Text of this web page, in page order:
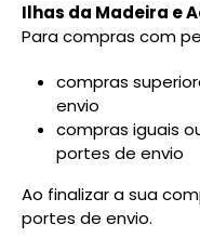
Ilhas da Madeira e
Para compras com
compras
envio
compras iguais
portes de envio
Ao finalizar a sua
portes de envio.